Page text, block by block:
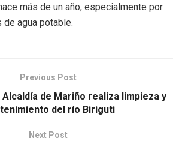
más de un año, especialmente por
agua potable.
Previous Post
Alcaldía de Mariño realiza limpieza y
del río Biriguti
Next Post